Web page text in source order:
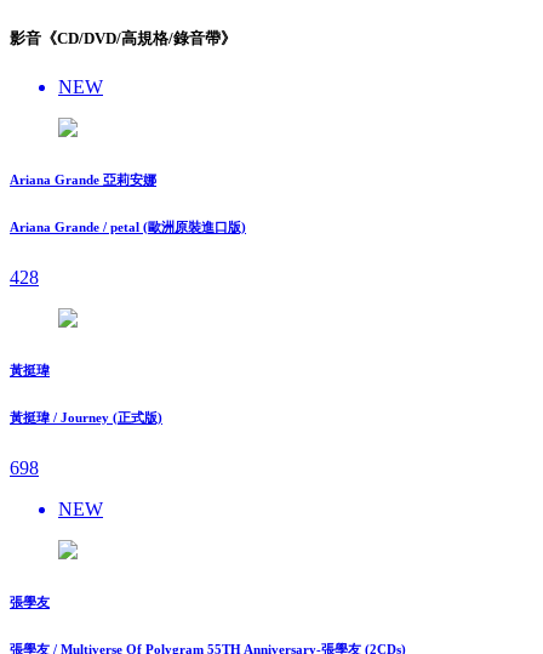
影音《CD/DVD/高規格/錄音帶》
NEW
Ariana Grande 亞莉安娜
Ariana Grande / petal (歐洲原裝進口版)
428
黃挺瑋
黃挺瑋 / Journey (正式版)
698
NEW
張學友
張學友 / Multiverse Of Polygram 55TH Anniversary-張學友 (2CDs)